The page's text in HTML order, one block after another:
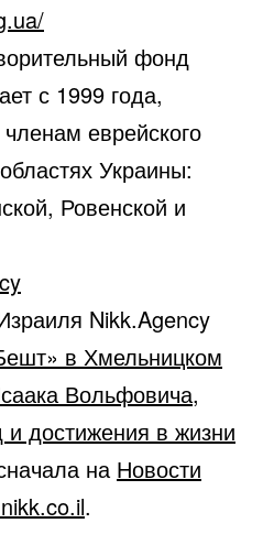
фонд
с 1999 года,
еврейского
Украины:
Ровенской и
Nikk.Agency
в Хмельницком
Вольфовича,
и достижения в жизни
на Новости
.